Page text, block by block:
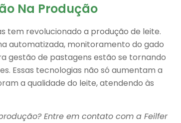
Na Produção
tem revolucionado a produção de leite.
automatizada, monitoramento do gado
gestão de pastagens estão se tornando
Essas tecnologias não só aumentam a
a qualidade do leite, atendendo às
Entre em contato com a Feilfer